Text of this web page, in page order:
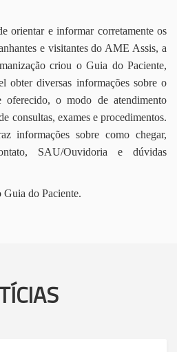
orientar e informar corretamente os
e visitantes do AME Assis, a
criou o Guia do Paciente,
obter diversas informações sobre o
oferecido, o modo de atendimento
consultas, exames e procedimentos.
informações sobre como chegar,
SAU/Ouvidoria e dúvidas
Guia do Paciente.